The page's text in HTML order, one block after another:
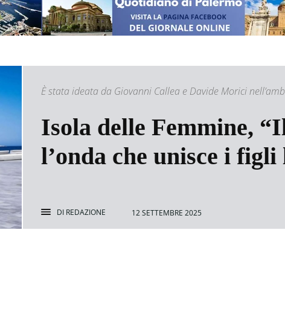
È stata ideata da Giovanni Callea e Davide Morici
Isola delle Femmine,
l’onda che unisce i
DI REDAZIONE 12 SETTEMBRE 2025